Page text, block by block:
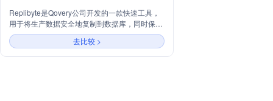
Replibyte是Qovery公司开发的一款快速工具，
用于将生产数据安全地复制到数据库，同时保护
敏感数据。它支持PostgreSQL、MySQL和
MongoDB的数据备份与恢复，能在大型数据库
上工作，并提供数据库子集、本地数据库启动等
去比较 >